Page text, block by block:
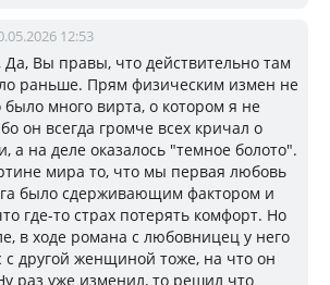
12:53
Да, Вы правы, что действительно там
раньше. Прям физическим измен не
много вирта, о котором я не
он всегда громче всех кричал о
а на деле оказалось "темное болото".
мира то, что мы первая любовь
было сдерживающим фактором и
где-то страх потерять комфорт. Но
в ходе романа с любовницец у него
с другой женщиной тоже, на что он
раз уже изменил, то решил что